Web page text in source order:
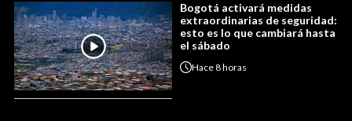
Bogotá activará medidas
extraordinarias de seguridad:
esto es lo que cambiará hasta
el sábado
Hace8 horas